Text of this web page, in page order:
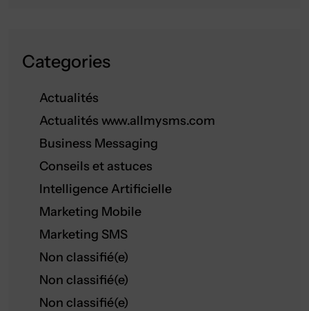
Categories
Actualités
Actualités www.allmysms.com
Business Messaging
Conseils et astuces
Intelligence Artificielle
Marketing Mobile
Marketing SMS
Non classifié(e)
Non classifié(e)
Non classifié(e)